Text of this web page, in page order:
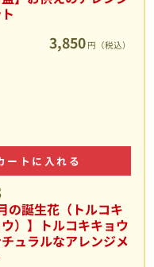
3,850 円（税込）
ートに入れる
の誕生花（トルコキ
）】トルコキキョウ
ュラルなアレンジメ